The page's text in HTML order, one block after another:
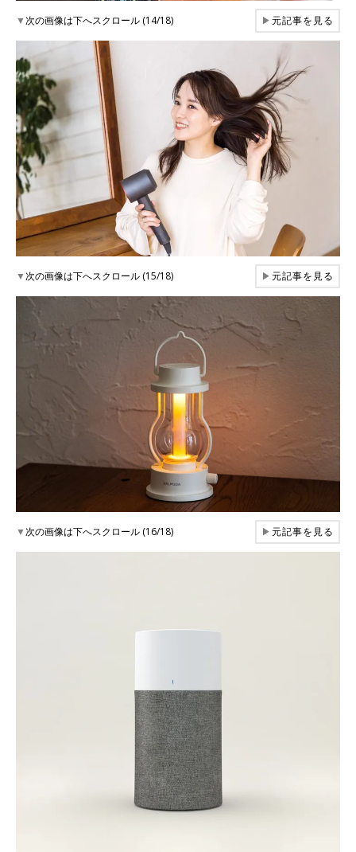
▼次の画像は下へスクロール (14/18) ▶元記事を見る
▼次の画像は下へスクロール (15/18) ▶元記事を見る
▼次の画像は下へスクロール (16/18) ▶元記事を見る